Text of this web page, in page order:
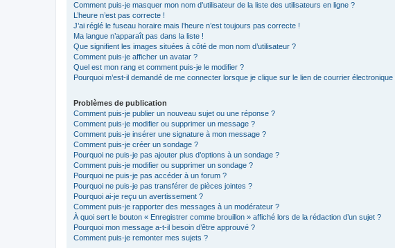
Comment puis-je masquer mon nom d’utilisateur de la liste des utilisateurs en ligne ?
L’heure n’est pas correcte !
J’ai réglé le fuseau horaire mais l’heure n’est toujours pas correcte !
Ma langue n’apparaît pas dans la liste !
Que signifient les images situées à côté de mon nom d’utilisateur ?
Comment puis-je afficher un avatar ?
Quel est mon rang et comment puis-je le modifier ?
Pourquoi m’est-il demandé de me connecter lorsque je clique sur le lien de courrier électronique
Problèmes de publication
Comment puis-je publier un nouveau sujet ou une réponse ?
Comment puis-je modifier ou supprimer un message ?
Comment puis-je insérer une signature à mon message ?
Comment puis-je créer un sondage ?
Pourquoi ne puis-je pas ajouter plus d’options à un sondage ?
Comment puis-je modifier ou supprimer un sondage ?
Pourquoi ne puis-je pas accéder à un forum ?
Pourquoi ne puis-je pas transférer de pièces jointes ?
Pourquoi ai-je reçu un avertissement ?
Comment puis-je rapporter des messages à un modérateur ?
À quoi sert le bouton « Enregistrer comme brouillon » affiché lors de la rédaction d’un sujet ?
Pourquoi mon message a-t-il besoin d’être approuvé ?
Comment puis-je remonter mes sujets ?